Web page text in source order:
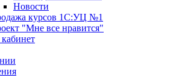
Новости
курсов 1С:УЦ №1
"Мне все нравится"